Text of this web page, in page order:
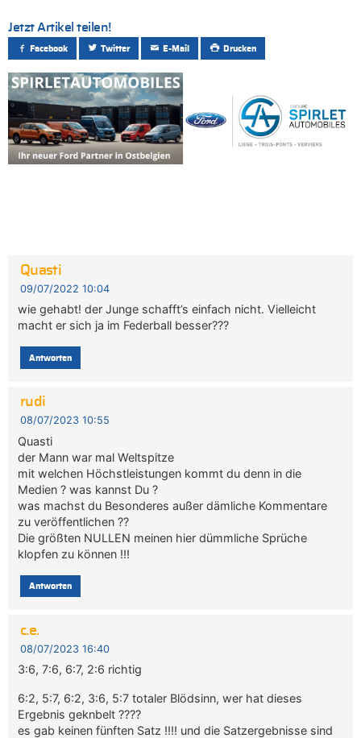
Jetzt Artikel teilen!
Facebook Twitter E-Mail Drucken
Quasti
09/07/2022 10:04
wie gehabt! der Junge schafft’s einfach nicht. Vielleicht
macht er sich ja im Federball besser???
Antworten
rudi
08/07/2023 10:55
Quasti
der Mann war mal Weltspitze
mit welchen Höchstleistungen kommt du denn in die
Medien ? was kannst Du ?
was machst du Besonderes außer dämliche Kommentare
zu veröffentlichen ??
Die größten NULLEN meinen hier dümmliche Sprüche
klopfen zu können !!!
Antworten
c.e.
08/07/2023 16:40
3:6, 7:6, 6:7, 2:6 richtig
6:2, 5:7, 6:2, 3:6, 5:7 totaler Blödsinn, wer hat dieses
Ergebnis geknbelt ????
es gab keinen fünften Satz !!!! und die Satzergebnisse sind